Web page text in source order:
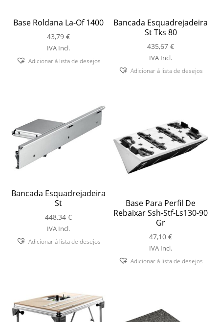
Base Roldana La-Of 1400
43,79 €
IVA Incl.
Adicionar á lista de desejos
Bancada Esquadrejadeira
St Tks 80
435,67€
IVA Incl.
Adicionar á lista de desejos
Bancada Esquadrejadeira
St
448,34 €
IVA Incl.
Adicionar á lista de desejos
Base Para Perfil De
Rebaixar Ssh-Stf-Ls130-90
Gr
47,10€
IVA Incl.
Adicionar á lista de desejos